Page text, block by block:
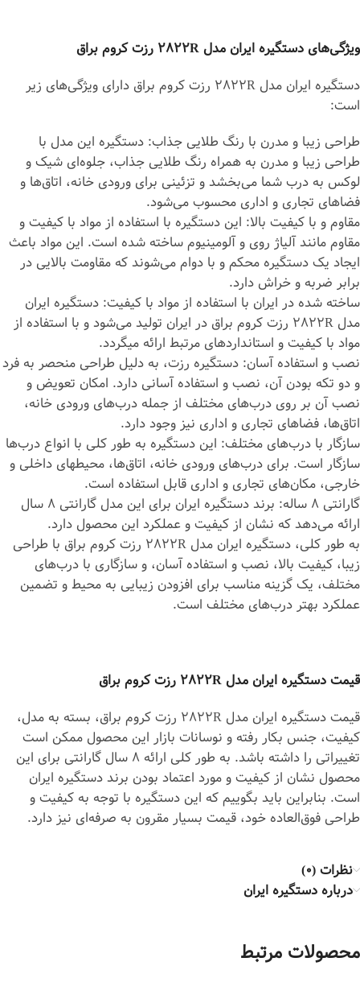
ویژگی‌های دستگیره ایران مدل 2822R رزت کروم براق
دستگیره ایران مدل 2822R رزت کروم براق دارای ویژگی‌های زیر
است:
طراحی زیبا و مدرن با رنگ طلایی جذاب: دستگیره این مدل با
طراحی زیبا و مدرن به همراه رنگ طلایی جذاب، جلوه‌ای شیک و
لوکس به درب شما می‌بخشد و تزئینی برای ورودی خانه، اتاق‌ها و
فضاهای تجاری و اداری محسوب می‌شود.
مقاوم و با کیفیت بالا: این دستگیره با استفاده از مواد با کیفیت و
مقاوم مانند آلیاژ روی و آلومینیوم ساخته شده است. این مواد باعث
ایجاد یک دستگیره محکم و با دوام می‌شوند که مقاومت بالایی در
برابر ضربه و خراش دارد.
ساخته شده در ایران با استفاده از مواد با کیفیت: دستگیره ایران
مدل 2822R رزت کروم براق در ایران تولید می‌شود و با استفاده از
مواد با کیفیت و استانداردهای مرتبط ارائه می‎گردد.
نصب و استفاده آسان: دستگیره رزت، به دلیل طراحی منحصر به فرد
و دو تکه بودن آن، نصب و استفاده آسانی دارد. امکان تعویض و
نصب آن بر روی درب‌های مختلف از جمله درب‌های ورودی خانه،
اتاق‌ها، فضاهای تجاری و اداری نیز وجود دارد.
سازگار با درب‌های مختلف: این دستگیره به طور کلی با انواع درب‌ها
سازگار است. برای درب‌های ورودی خانه، اتاق‌ها، محیط‎های داخلی و
خارجی، مکان‌های تجاری و اداری قابل استفاده است.
گارانتی 8 ساله: برند دستگیره ایران برای این مدل گارانتی 8 سال
ارائه می‌دهد که نشان از کیفیت و عملکرد این محصول دارد.
به طور کلی، دستگیره ایران مدل 2822R رزت کروم براق با طراحی
زیبا، کیفیت بالا، نصب و استفاده آسان، و سازگاری با درب‌های
مختلف، یک گزینه مناسب برای افزودن زیبایی به محیط و تضمین
عملکرد بهتر درب‌های مختلف است.
قیمت دستگیره ایران مدل 2822R رزت کروم براق
قیمت دستگیره ایران مدل 2822R رزت کروم براق، بسته به مدل،
کیفیت، جنس بکار رفته و نوسانات بازار این محصول ممکن است
تغییراتی را داشته باشد. به طور کلی ارائه 8 سال گارانتی برای این
محصول نشان از کیفیت و مورد اعتماد بودن برند دستگیره ایران
است. بنابراین باید بگوییم که این دستگیره با توجه به کیفیت و
طراحی فوق‎‌العاده خود، قیمت بسیار مقرون به صرفه‌ای نیز دارد.
نظرات (0)
درباره دستگیره ایران
محصولات مرتبط